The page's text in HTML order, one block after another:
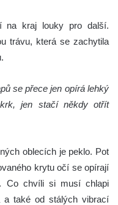
na kraj louky pro další.
trávu, která se zachytila
se přece jen opírá lehký
jen stačí někdy otřít
oblecích je peklo. Pot
krytu očí se opírají
Co chvíli si musí chlapi
a také od stálých vibrací